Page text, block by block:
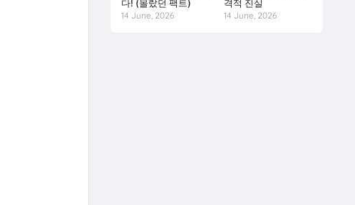
다! (몰랐던 팩트)
14 June, 2026
격적 진실
14 June, 2026